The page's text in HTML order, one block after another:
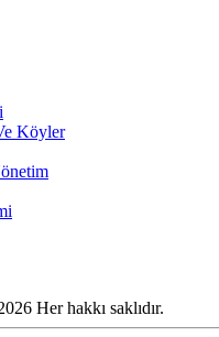
Köyler
Her hakkı saklıdır.